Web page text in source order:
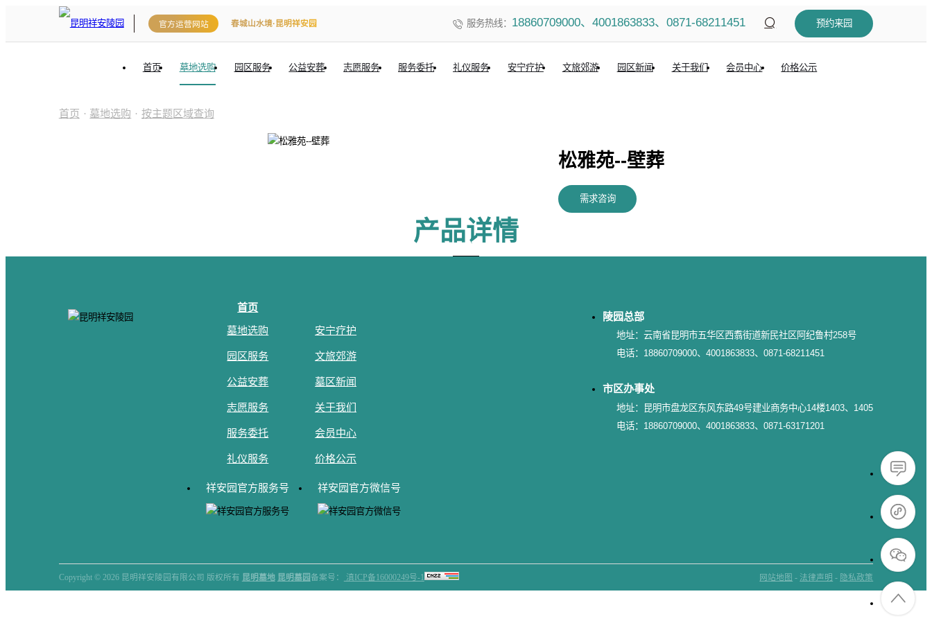
官方运营网站 春城山水境·昆明祥安园 服务热线： 18860709000、4001863833、0871-68211451 预约来园
首页 墓地选购 园区服务 公益安葬 志愿服务 服务委托 礼仪服务 安宁疗护 文旅郊游 园区新闻 关于我们 会员中心 价格公示
首页 · 墓地选购 · 按主题区域查询
松雅苑--壁葬
需求咨询
产品详情
首页
墓地选购
园区服务
公益安葬
志愿服务
服务委托
礼仪服务
安宁疗护
文旅郊游
墓区新闻
关于我们
会员中心
价格公示
陵园总部
地址：云南省昆明市五华区西翥街道新民社区阿纪鲁村258号
电话：18860709000、4001863833、0871-68211451
市区办事处
地址：昆明市盘龙区东风东路49号建业商务中心14楼1403、1405
电话：18860709000、4001863833、0871-63171201
祥安园官方服务号 祥安园官方微信号
Copyright © 2026 昆明祥安陵园有限公司 版权所有 昆明墓地 昆明墓园备案号： 滇ICP备16000249号-1 网站地图 - 法律声明 - 隐私政策